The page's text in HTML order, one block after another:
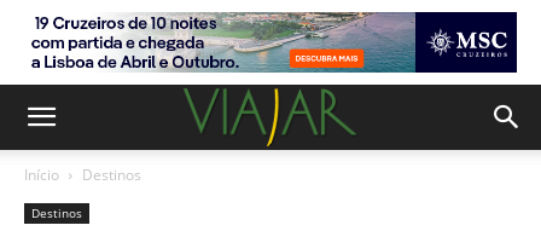
Início Destinos
Destinos